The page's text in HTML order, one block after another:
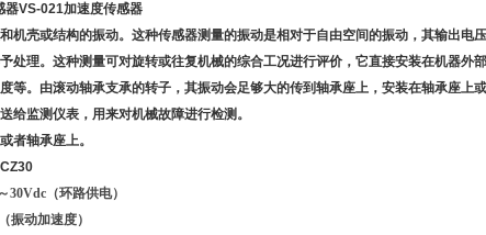
器VS-021加速度传感器
机壳或结构的振动。这种传感器测量的振动是相对于自由空间的振动，其输出
处理。这种测量可对旋转或往复机械的综合工况进行评价，它直接安装在机器
等。由滚动轴承支承的转子，其振动会足够大的传到轴承座上，安装在轴承座上
给监测仪表，用来对机械故障进行检测。
者轴承座上。
30Vdc（环路供电）
振动加速度）